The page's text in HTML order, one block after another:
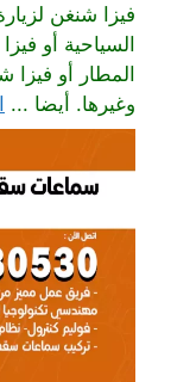
فيزا شنغن
السياحية أو
المطار أو فيزا
وغيرها. أيضا ...